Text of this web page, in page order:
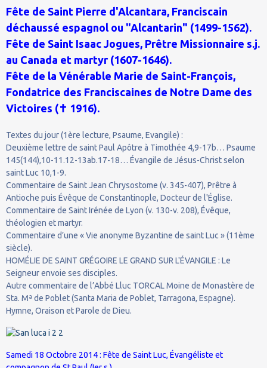
Fête de Saint Pierre d'Alcantara, Franciscain
déchaussé espagnol ou "Alcantarin" (1499-1562).
Fête de Saint Isaac Jogues, Prêtre Missionnaire s.j.
au Canada et martyr (1607-1646).
Fête de la Vénérable Marie de Saint-François,
Fondatrice des Franciscaines de Notre Dame des
Victoires (✝ 1916).
Textes du jour (1ère lecture, Psaume, Evangile) :
Deuxième lettre de saint Paul Apôtre à Timothée 4,9-17b… Psaume
145(144),10-11.12-13ab.17-18… Évangile de Jésus-Christ selon
saint Luc 10,1-9.
Commentaire de Saint Jean Chrysostome (v. 345-407), Prêtre à
Antioche puis Évêque de Constantinople, Docteur de l'Église.
Commentaire de Saint Irénée de Lyon (v. 130-v. 208), Évêque,
théologien et martyr.
Commentaire d’une « Vie anonyme Byzantine de saint Luc » (11ème
siècle).
HOMÉLIE DE SAINT GRÉGOIRE LE GRAND SUR L'ÉVANGILE : Le
Seigneur envoie ses disciples.
Autre commentaire de l’Abbé Lluc TORCAL Moine de Monastère de
Sta. Mª de Poblet (Santa Maria de Poblet, Tarragona, Espagne).
Hymne, Oraison et Parole de Dieu.
Samedi 18 Octobre 2014 : Fête de Saint Luc, Évangéliste et